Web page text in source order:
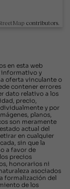
contributors.
en esta web
informativo y
oferta vinculante o
contener errores
dato relativo a los
precio,
y por
planos,
son meramente
actual del
en cualquier
sin que la
a favor de
precios
honorarios ni
asociados
formalización del
de los